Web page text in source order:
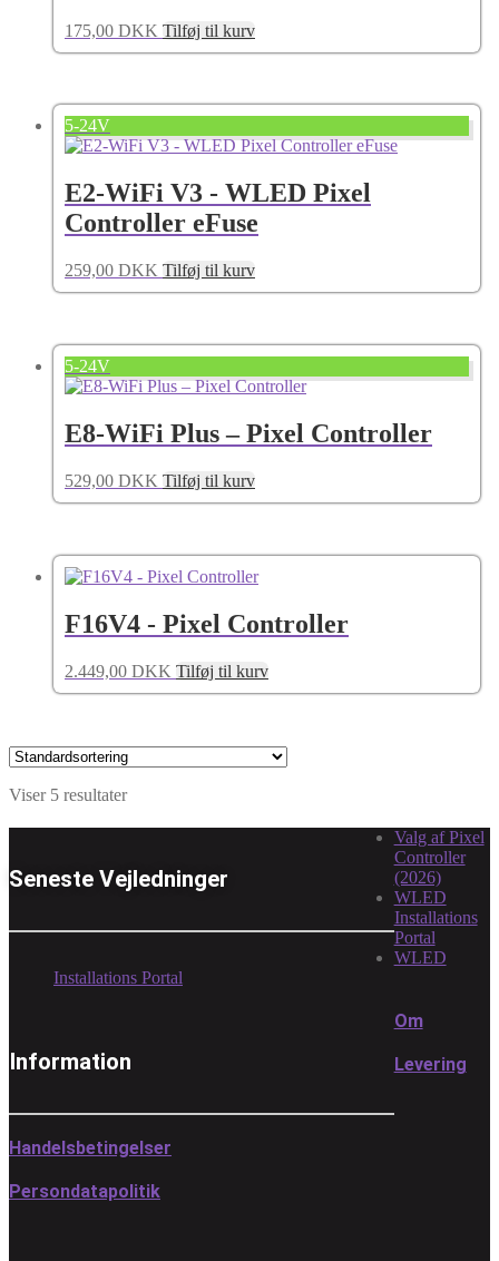
175,00 DKK Tilføj til kurv
5-24V
E2-WiFi V3 - WLED Pixel
Controller eFuse
259,00 DKK Tilføj til kurv
5-24V
E8-WiFi Plus – Pixel Controller
529,00 DKK Tilføj til kurv
F16V4 - Pixel Controller
2.449,00 DKK Tilføj til kurv
Viser 5 resultater
Seneste Vejledninger
Valg af Pixel
Controller
(2026)
WLED
Installations
Portal
WLED
Installations Portal
Information
Om
Levering
Handelsbetingelser
Persondatapolitik